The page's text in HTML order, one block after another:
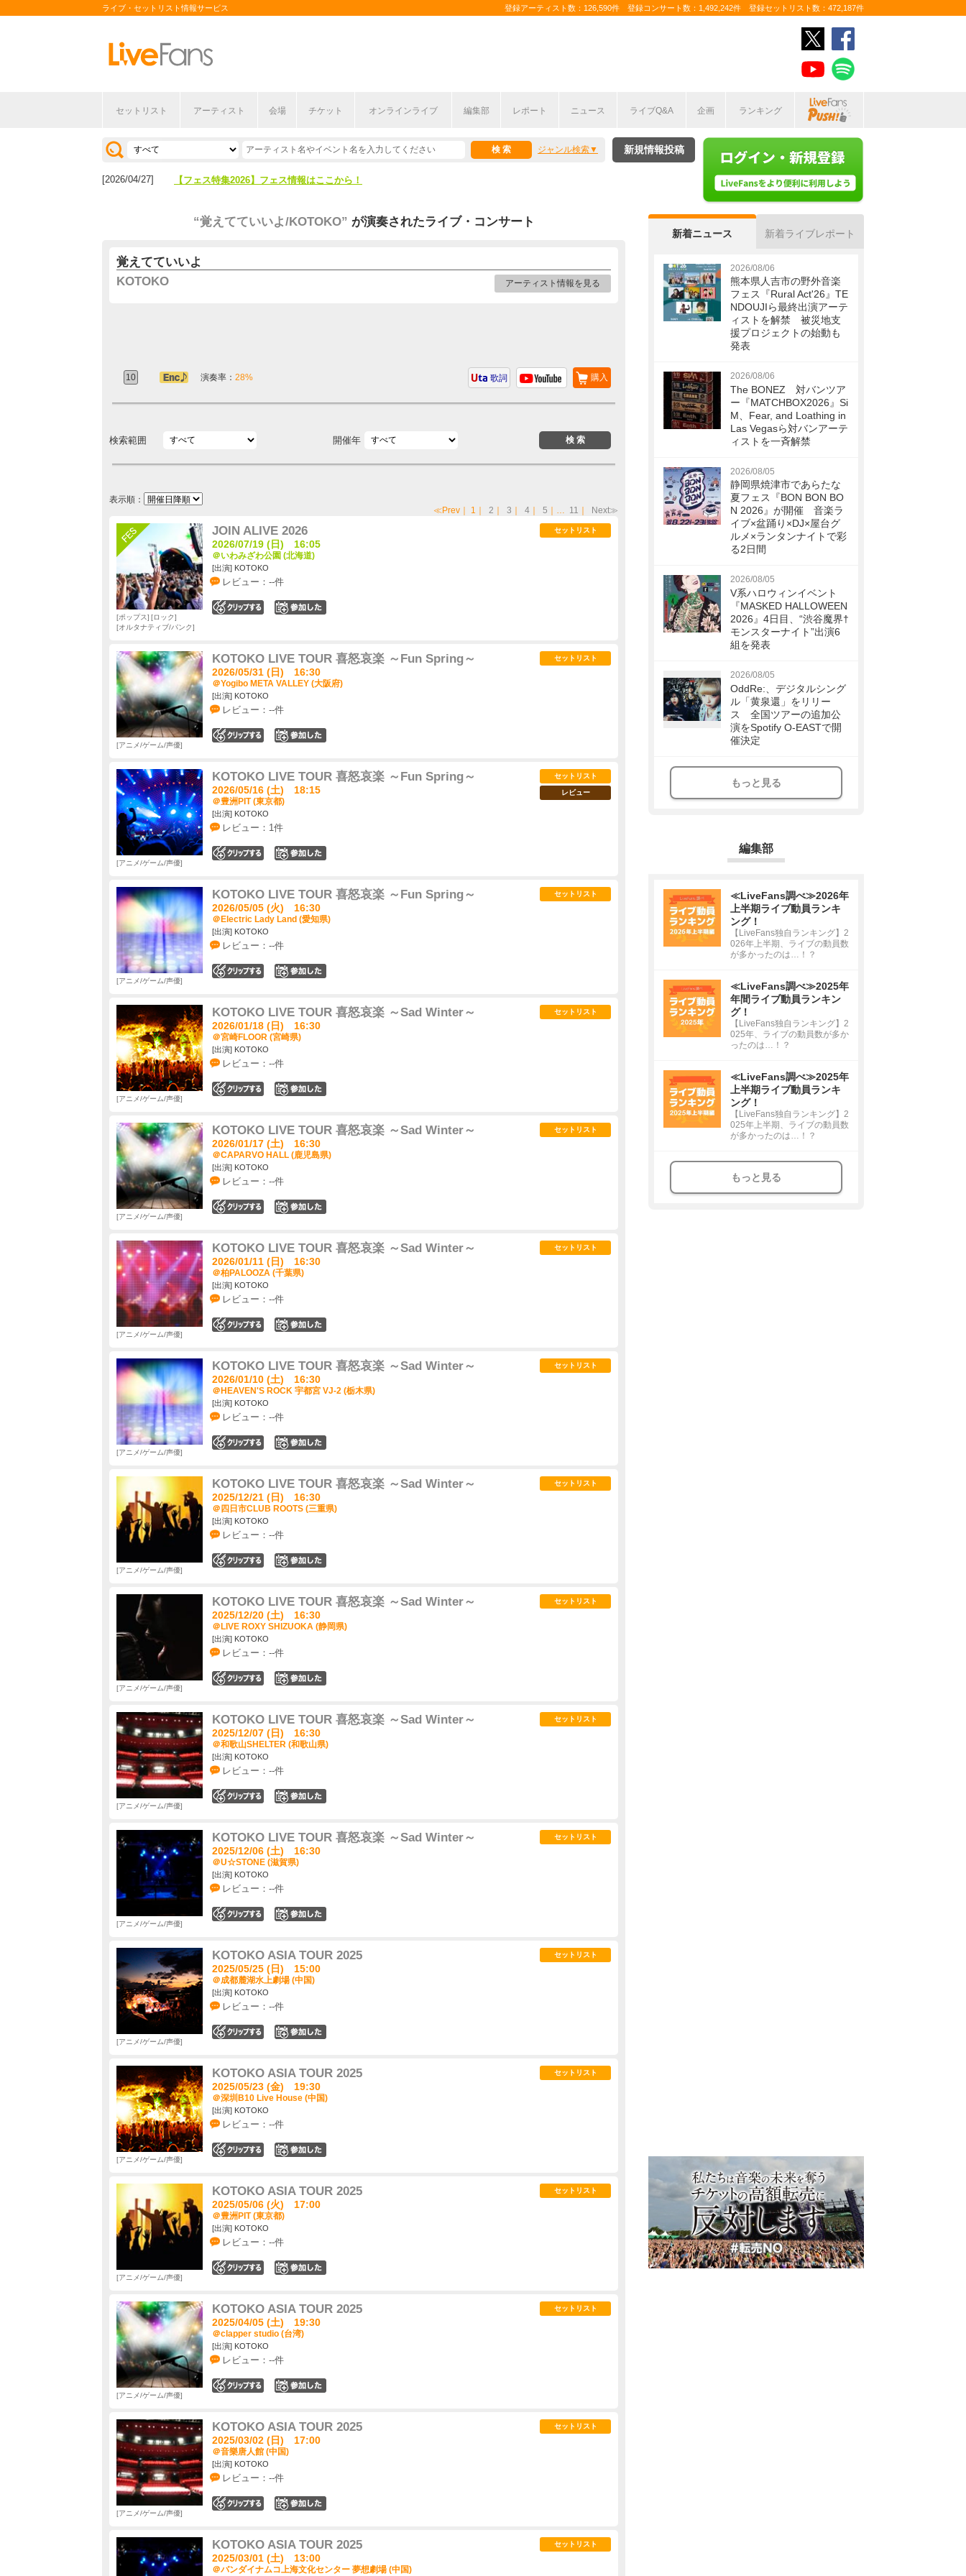
ライブ・セットリスト情報サービス 登録アーティスト数：126,590件 登録コンサート数：1,492,242件 登録セットリスト数：472,187件
セットリスト アーティスト 会場 チケット オンラインライブ 編集部 レポート ニュース ライブQ&A 企画 ランキング
ジャンル検索
[2026/07/28] 【ライブ動員ランキング】2026年上半期編発表！
[2026/04/27] 【フェス特集2026】フェス情報はここから！
新規情報投稿
“覚えてていいよ/KOTOKO” が演奏されたライブ・コンサート
覚えてていいよ
KOTOKO
アーティスト情報を見る
10 アンコール定番
演奏率： 28% 購入
歌詞
検索範囲 開催年
表示順：
≪Prev ｜ 1 ｜ 2 ｜ 3 ｜ 4 ｜ 5 ｜… 11 ｜ Next≫
JOIN ALIVE 2026
2026/07/19 (日) 16:05
＠いわみざわ公園 (北海道)
[出演] KOTOKO
レビュー：--件
セットリスト
ポップス
ロック
オルタナティブ/パンク
KOTOKO LIVE TOUR 喜怒哀楽 ～Fun Spring～
2026/05/31 (日) 16:30
＠Yogibo META VALLEY (大阪府)
[出演] KOTOKO
レビュー：--件
セットリスト
アニメ/ゲーム/声優
KOTOKO LIVE TOUR 喜怒哀楽 ～Fun Spring～
2026/05/16 (土) 18:15
＠豊洲PIT (東京都)
[出演] KOTOKO
レビュー：1件
セットリスト
レビュー
アニメ/ゲーム/声優
KOTOKO LIVE TOUR 喜怒哀楽 ～Fun Spring～
2026/05/05 (火) 16:30
＠Electric Lady Land (愛知県)
[出演] KOTOKO
レビュー：--件
セットリスト
アニメ/ゲーム/声優
KOTOKO LIVE TOUR 喜怒哀楽 ～Sad Winter～
2026/01/18 (日) 16:30
＠宮崎FLOOR (宮崎県)
[出演] KOTOKO
レビュー：--件
セットリスト
アニメ/ゲーム/声優
KOTOKO LIVE TOUR 喜怒哀楽 ～Sad Winter～
2026/01/17 (土) 16:30
＠CAPARVO HALL (鹿児島県)
[出演] KOTOKO
レビュー：--件
セットリスト
アニメ/ゲーム/声優
KOTOKO LIVE TOUR 喜怒哀楽 ～Sad Winter～
2026/01/11 (日) 16:30
＠柏PALOOZA (千葉県)
[出演] KOTOKO
レビュー：--件
セットリスト
アニメ/ゲーム/声優
KOTOKO LIVE TOUR 喜怒哀楽 ～Sad Winter～
2026/01/10 (土) 16:30
＠HEAVEN'S ROCK 宇都宮 VJ-2 (栃木県)
[出演] KOTOKO
レビュー：--件
セットリスト
アニメ/ゲーム/声優
KOTOKO LIVE TOUR 喜怒哀楽 ～Sad Winter～
2025/12/21 (日) 16:30
＠四日市CLUB ROOTS (三重県)
[出演] KOTOKO
レビュー：--件
セットリスト
アニメ/ゲーム/声優
KOTOKO LIVE TOUR 喜怒哀楽 ～Sad Winter～
2025/12/20 (土) 16:30
＠LIVE ROXY SHIZUOKA (静岡県)
[出演] KOTOKO
レビュー：--件
セットリスト
アニメ/ゲーム/声優
KOTOKO LIVE TOUR 喜怒哀楽 ～Sad Winter～
2025/12/07 (日) 16:30
＠和歌山SHELTER (和歌山県)
[出演] KOTOKO
レビュー：--件
セットリスト
アニメ/ゲーム/声優
KOTOKO LIVE TOUR 喜怒哀楽 ～Sad Winter～
2025/12/06 (土) 16:30
＠U☆STONE (滋賀県)
[出演] KOTOKO
レビュー：--件
セットリスト
アニメ/ゲーム/声優
KOTOKO ASIA TOUR 2025
2025/05/25 (日) 15:00
＠成都麓湖水上劇場 (中国)
[出演] KOTOKO
レビュー：--件
セットリスト
アニメ/ゲーム/声優
KOTOKO ASIA TOUR 2025
2025/05/23 (金) 19:30
＠深圳B10 Live House (中国)
[出演] KOTOKO
レビュー：--件
セットリスト
アニメ/ゲーム/声優
KOTOKO ASIA TOUR 2025
2025/05/06 (火) 17:00
＠豊洲PIT (東京都)
[出演] KOTOKO
レビュー：--件
セットリスト
アニメ/ゲーム/声優
KOTOKO ASIA TOUR 2025
2025/04/05 (土) 19:30
＠clapper studio (台湾)
[出演] KOTOKO
レビュー：--件
セットリスト
アニメ/ゲーム/声優
KOTOKO ASIA TOUR 2025
2025/03/02 (日) 17:00
＠音樂唐人館 (中国)
[出演] KOTOKO
レビュー：--件
セットリスト
アニメ/ゲーム/声優
KOTOKO ASIA TOUR 2025
2025/03/01 (土) 13:00
＠バンダイナムコ上海文化センター 夢想劇場 (中国)
セットリスト
新着ニュース 新着ライブレポート
2026/08/06
熊本県人吉市の野外音楽
フェス『Rural Act'26』TE
NDOUJIら最終出演アーテ
ィストを解禁 被災地支
援プロジェクトの始動も
発表
2026/08/06
The BONEZ 対バンツア
ー『MATCHBOX2026』Si
M、Fear, and Loathing in
Las Vegasら対バンアーテ
ィストを一斉解禁
2026/08/05
静岡県焼津市であらたな
夏フェス『BON BON BO
N 2026』が開催 音楽ラ
イブ×盆踊り×DJ×屋台グ
ルメ×ランタンナイトで彩
る2日間
2026/08/05
V系ハロウィンイベント
『MASKED HALLOWEEN
2026』4日目、“渋谷魔界†
モンスターナイト”出演6
組を発表
2026/08/05
OddRe:、デジタルシング
ル「黄泉還」をリリー
ス 全国ツアーの追加公
演をSpotify O-EASTで開
催決定
もっと見る
編集部
≪LiveFans調べ≫2026年
上半期ライブ動員ランキ
ング！
【LiveFans独自ランキング】2
026年上半期、ライブの動員数
が多かったのは…！？
≪LiveFans調べ≫2025年
年間ライブ動員ランキン
グ！
【LiveFans独自ランキング】2
025年、ライブの動員数が多か
ったのは…！？
≪LiveFans調べ≫2025年
上半期ライブ動員ランキ
ング！
【LiveFans独自ランキング】2
025年上半期、ライブの動員数
が多かったのは…！？
もっと見る